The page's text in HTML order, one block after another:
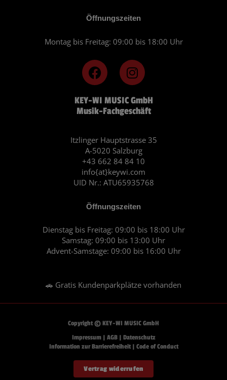
KEY-WI MUSIC GmbH
Musik-Fachgeschäft
Itzlinger Hauptstrasse 35
A-5020 Salzburg
+43 662 84 84 10
info{at}keywi.com
UID Nr.: ATU65935768
Öffnungszeiten
Dienstag bis Freitag: 09:00 bis 18:00 Uhr
Samstag: 09:00 bis 13:00 Uhr
Advent-Samstage: 09:00 bis 16:00 Uhr
🚗 Gratis Kundenparkplätze vorhanden
F
a
c
e
b
o
k
I
n
s
t
a
r
a
m
Öffnungszeiten
Montag bis Freitag: 09:00 bis 18:00 Uhr
Copyright © KEY-WI MUSIC GmbH
Impressum| AGB| Datenschutz
Information zur Barrierefreiheit| Code of Conduct
Vertrag widerrufen